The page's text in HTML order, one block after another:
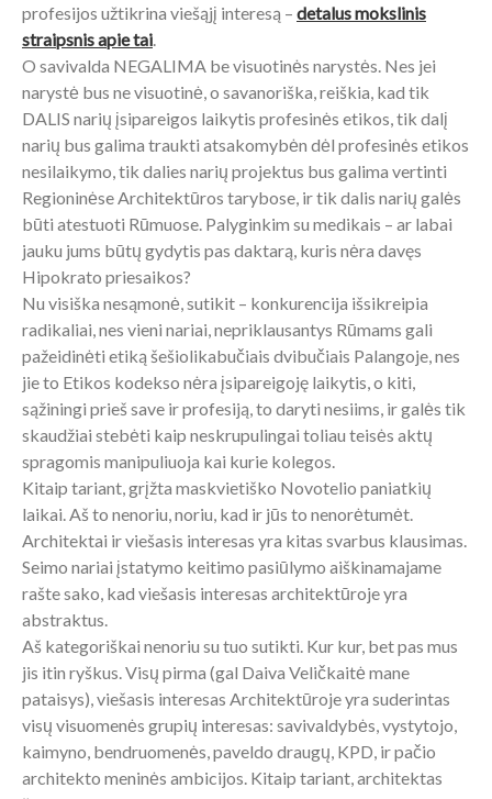
profesijos užtikrina viešąjį interesą – detalus mokslinis
straipsnis apie tai
O savivalda NEGALIMA be visuotinės narystės. Nes jei
narystė bus ne visuotinė, o savanoriška, reiškia, kad tik
DALIS narių įsipareigos laikytis profesinės etikos, tik dalį
narių bus galima traukti atsakomybėn dėl profesinės etikos
nesilaikymo, tik dalies narių projektus bus galima vertinti
Regioninėse Architektūros tarybose, ir tik dalis narių galės
būti atestuoti Rūmuose. Palyginkim su medikais – ar labai
jauku jums būtų gydytis pas daktarą, kuris nėra davęs
Hipokrato priesaikos?
Nu visiška nesąmonė, sutikit – konkurencija išsikreipia
radikaliai, nes vieni nariai, nepriklausantys Rūmams gali
pažeidinėti etiką šešiolikabučiais dvibučiais Palangoje, nes
jie to Etikos kodekso nėra įsipareigoję laikytis, o kiti,
sąžiningi prieš save ir profesiją, to daryti nesiims, ir galės tik
skaudžiai stebėti kaip neskrupulingai toliau teisės aktų
spragomis manipuliuoja kai kurie kolegos.
Kitaip tariant, grįžta maskvietiško Novotelio paniatkių
laikai. Aš to nenoriu, noriu, kad ir jūs to nenorėtumėt.
Architektai ir viešasis interesas yra kitas svarbus klausimas.
Seimo nariai įstatymo keitimo pasiūlymo aiškinamajame
rašte sako, kad viešasis interesas architektūroje yra
abstraktus.
Aš kategoriškai nenoriu su tuo sutikti. Kur kur, bet pas mus
jis itin ryškus. Visų pirma (gal Daiva Veličkaitė mane
pataisys), viešasis interesas Architektūroje yra suderintas
visų visuomenės grupių interesas: savivaldybės, vystytojo,
kaimyno, bendruomenės, paveldo draugų, KPD, ir pačio
architekto meninės ambicijos. Kitaip tariant, architektas